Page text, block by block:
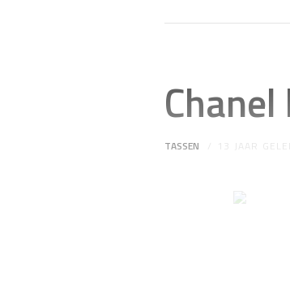
TASSEN 13 JAAR